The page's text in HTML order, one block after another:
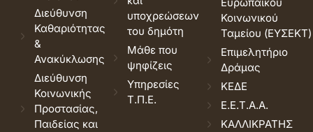
Διεύθυνση
Καθαριότητας
&
Ανακύκλωσης
Διεύθυνση
Κοινωνικής
Προστασίας,
Παιδείας και
υποχρεώσεων
του δημότη
Μάθε που
ψηφίζεις
Υπηρεσίες
Τ.Π.Ε.
Ευρωπαϊκού
Κοινωνικού
Ταμείου (ΕΥΣΕΚΤ)
Επιμελητήριο
Δράμας
ΚΕΔΕ
Ε.Ε.Τ.Α.Α.
ΚΑΛΛΙΚΡΑΤΗΣ